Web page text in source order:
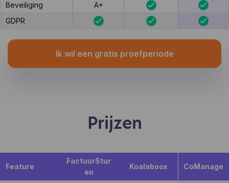
Beveiliging
A+
GDPR
Ik wil een gratis proefperiode
Prijzen
Feature
FactuurStur
en
Koalaboox CoManage